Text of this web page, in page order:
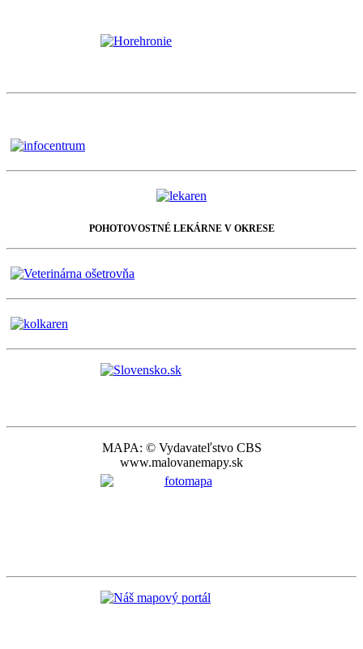
POHOTOVOSTNÉ LEKÁRNE V OKRESE
MAPA: © Vydavateľstvo CBS
www.malovanemapy.sk